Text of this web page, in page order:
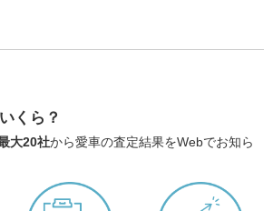
くら？
大20社から愛車の査定結果をWebでお知ら